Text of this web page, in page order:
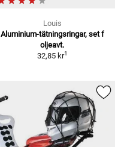
Louis
Aluminium-tätningsringar, set f
oljeavt.
32,85 kr1